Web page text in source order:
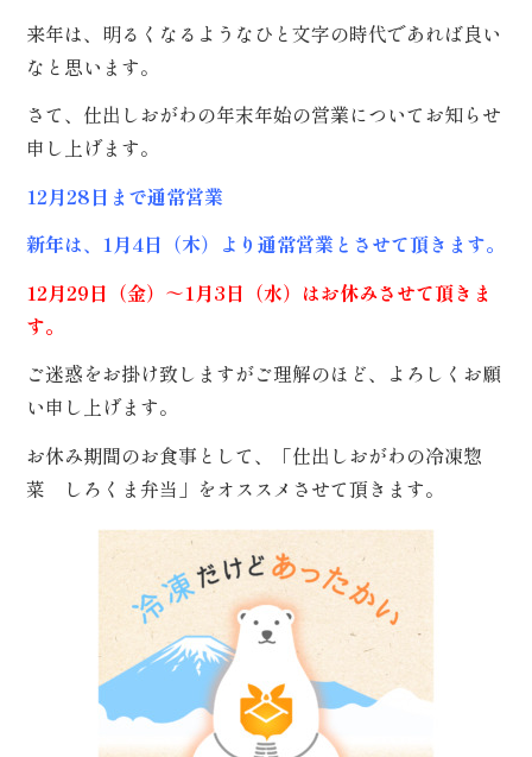
類
で
選
価
で
選
来年は、明るくなるようなひと文字の時代であれば良い
なと思います。
さて、仕出しおがわの年末年始の営業についてお知らせ
申し上げます。
12月28日まで通常営業
新年は、1月4日（木）より通常営業とさせて頂きます。
12月29日（金）～1月3日（水）はお休みさせて頂きま
す。
ご迷惑をお掛け致しますがご理解のほど、よろしくお願
い申し上げます。
お休み期間のお食事として、「仕出しおがわの冷凍惣
菜 しろくま弁当」をオススメさせて頂きます。